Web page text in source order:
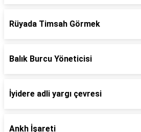
Rüyada Timsah Görmek
Balık Burcu Yöneticisi
İyidere adli yargı çevresi
Ankh İşareti